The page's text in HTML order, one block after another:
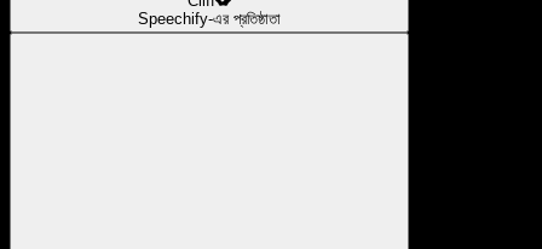
Speechify-এর প্রতিষ্ঠাতা